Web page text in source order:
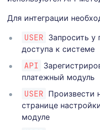
Для интеграции
USER Запросить у
доступа к системе
API
платежный модуль
USER Произвести
странице
модуле